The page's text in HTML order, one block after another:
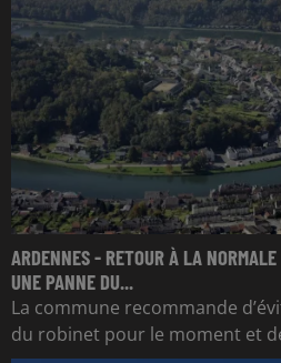
ARDENNES - RETOUR À LA
UNE PANNE DU...
La commune recommande
du robinet pour le moment et